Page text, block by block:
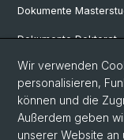
Dokumente
Dokumente Doktorat
Social Media
LinkedIn
Wir verwenden
personalisieren,
können und die
Außerdem geben
unserer Website